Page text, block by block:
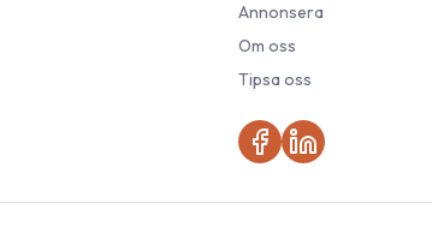
Annonsera
Om oss
Tipsa oss